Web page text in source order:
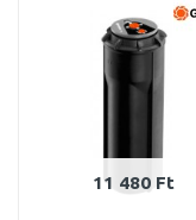
Összehasonlítás
11 480 Ft